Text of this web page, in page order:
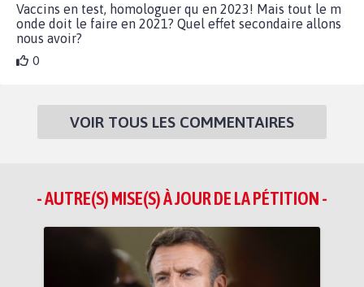
Vaccins en test, homologuer qu en 2023! Mais tout le m
onde doit le faire en 2021? Quel effet secondaire allons
nous avoir?
0
VOIR TOUS LES COMMENTAIRES
- AUTRE(S) MISE(S) À JOUR DE LA PÉTITION -